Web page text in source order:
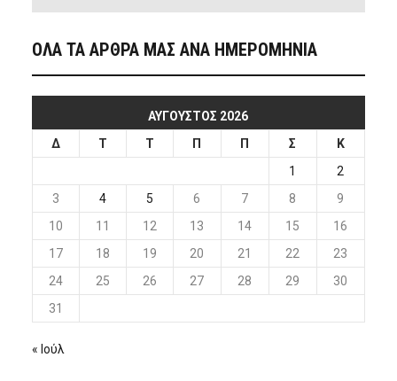
ΟΛΑ ΤΑ ΑΡΘΡΑ ΜΑΣ ΑΝΑ ΗΜΕΡΟΜΗΝΙΑ
ΑΎΓΟΥΣΤΟΣ 2026
Δ
Τ Τ Π Π Σ
Κ
1
2
3
4 5 6 7 8
9
10
11 12 13 14 15
16
17
18 19 20 21 22
23
24
25 26 27 28 29
30
31
« Ιούλ